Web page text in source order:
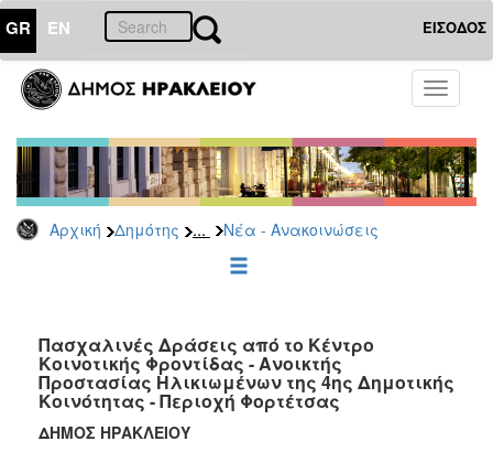
GR EN ΕΙΣΟΔΟΣ
Toggle
Αρχική Δημότης ... Νέα - Ανακοινώσεις
ΔΗΜΟΤΗΣ
Πολιτική
Νέα
-
Ανακοινώσεις
Οικονομική
Αδυναμία
&
Φυσικές
Καταστροφές
Πασχαλινές Δράσεις από το Κέντρο
Κοινοτικής Φροντίδας - Ανοικτής
Προστασίας Ηλικιωμένων της 4ης Δημοτικής
Κοινότητας - Περιοχή Φορτέτσας
ΔΗΜΟΣ ΗΡΑΚΛΕΙΟΥ